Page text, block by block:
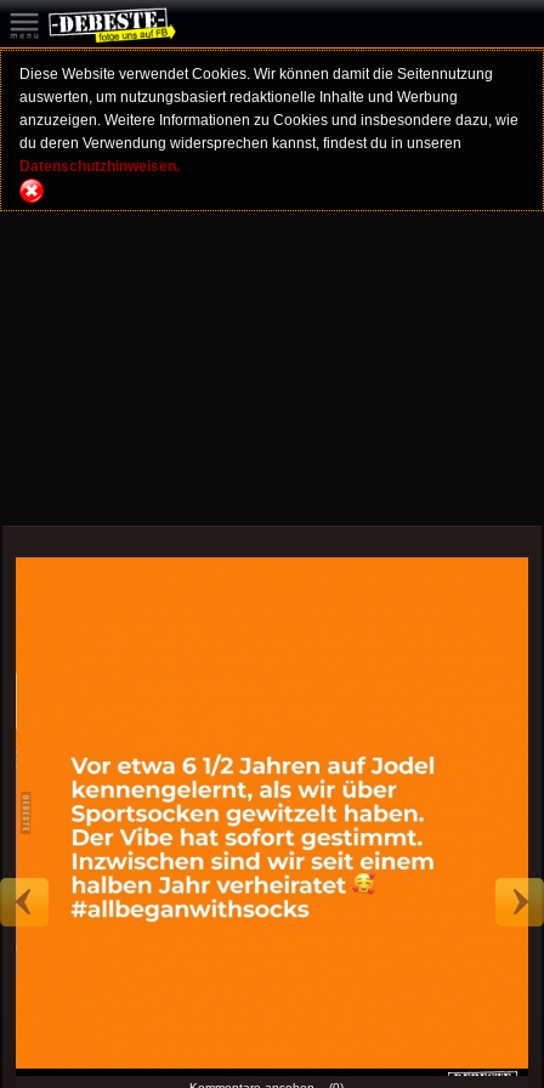
Diese Website verwendet Cookies. Wir können damit die Seitennutzung
auswerten, um nutzungsbasiert redaktionelle Inhalte und Werbung
anzuzeigen. Weitere Informationen zu Cookies und insbesondere dazu, wie
du deren Verwendung widersprechen kannst, findest du in unseren
Datenschutzhinweisen.